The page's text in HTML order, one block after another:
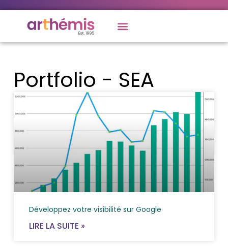
Portfolio - SEA
Développez votre visibilité sur Google
LIRE LA SUITE »